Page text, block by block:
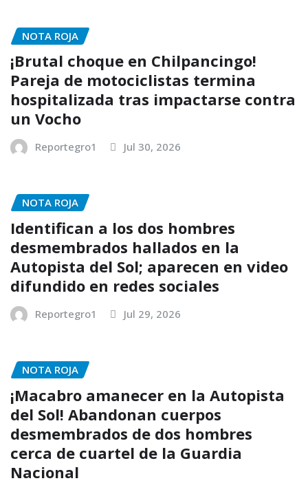
NOTA ROJA
¡Brutal choque en Chilpancingo!
Pareja de motociclistas termina
hospitalizada tras impactarse contra
un Vocho
Reportegro1 Jul 30, 2026
NOTA ROJA
Identifican a los dos hombres
desmembrados hallados en la
Autopista del Sol; aparecen en video
difundido en redes sociales
Reportegro1 Jul 29, 2026
NOTA ROJA
¡Macabro amanecer en la Autopista
del Sol! Abandonan cuerpos
desmembrados de dos hombres
cerca de cuartel de la Guardia
Nacional